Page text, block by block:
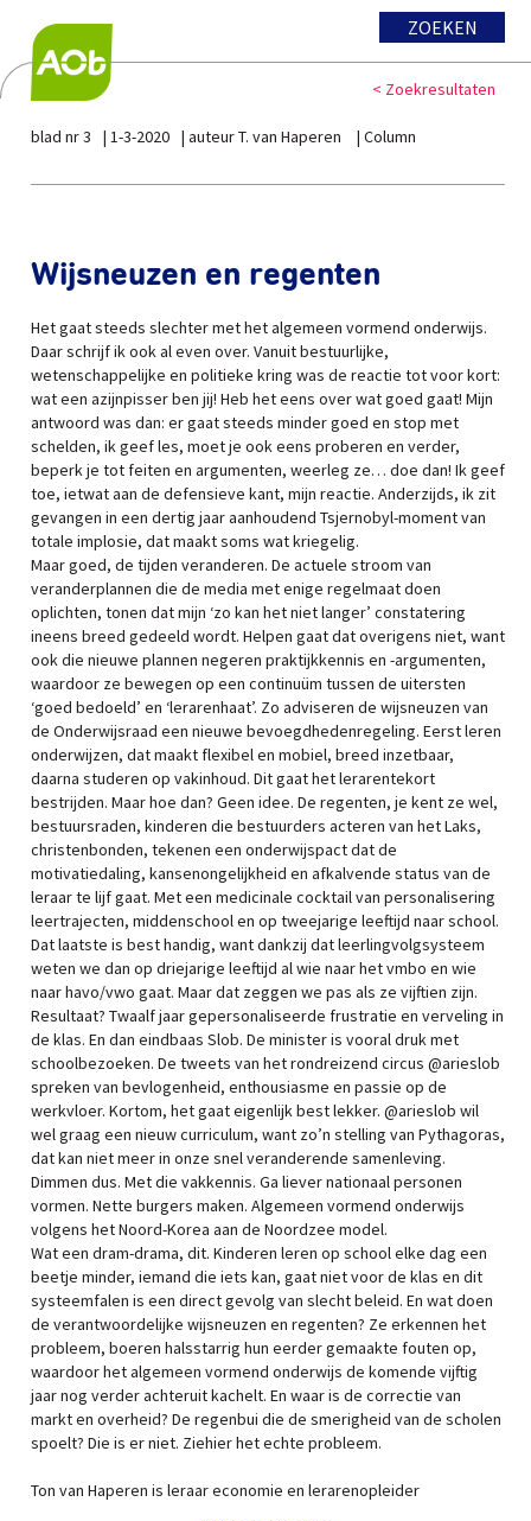
ZOEKEN
< Zoekresultaten
blad nr 3 1-3-2020 auteur T. van Haperen Column
Wijsneuzen en regenten
Het gaat steeds slechter met het algemeen vormend onderwijs.
Daar schrijf ik ook al even over. Vanuit bestuurlijke,
wetenschappelijke en politieke kring was de reactie tot voor kort:
wat een azijnpisser ben jij! Heb het eens over wat goed gaat! Mijn
antwoord was dan: er gaat steeds minder goed en stop met
schelden, ik geef les, moet je ook eens proberen en verder,
beperk je tot feiten en argumenten, weerleg ze… doe dan! Ik geef
toe, ietwat aan de defensieve kant, mijn reactie. Anderzijds, ik zit
gevangen in een dertig jaar aanhoudend Tsjernobyl-moment van
totale implosie, dat maakt soms wat kriegelig.
Maar goed, de tijden veranderen. De actuele stroom van
veranderplannen die de media met enige regelmaat doen
oplichten, tonen dat mijn ‘zo kan het niet langer’ constatering
ineens breed gedeeld wordt. Helpen gaat dat overigens niet, want
ook die nieuwe plannen negeren praktijkkennis en -argumenten,
waardoor ze bewegen op een continuüm tussen de uitersten
‘goed bedoeld’ en ‘lerarenhaat’. Zo adviseren de wijsneuzen van
de Onderwijsraad een nieuwe bevoegdhedenregeling. Eerst leren
onderwijzen, dat maakt flexibel en mobiel, breed inzetbaar,
daarna studeren op vakinhoud. Dit gaat het lerarentekort
bestrijden. Maar hoe dan? Geen idee. De regenten, je kent ze wel,
bestuursraden, kinderen die bestuurders acteren van het Laks,
christenbonden, tekenen een onderwijspact dat de
motivatiedaling, kansenongelijkheid en afkalvende status van de
leraar te lijf gaat. Met een medicinale cocktail van personalisering
leertrajecten, middenschool en op tweejarige leeftijd naar school.
Dat laatste is best handig, want dankzij dat leerlingvolgsysteem
weten we dan op driejarige leeftijd al wie naar het vmbo en wie
naar havo/vwo gaat. Maar dat zeggen we pas als ze vijftien zijn.
Resultaat? Twaalf jaar gepersonaliseerde frustratie en verveling in
de klas. En dan eindbaas Slob. De minister is vooral druk met
schoolbezoeken. De tweets van het rondreizend circus @arieslob
spreken van bevlogenheid, enthousiasme en passie op de
werkvloer. Kortom, het gaat eigenlijk best lekker. @arieslob wil
wel graag een nieuw curriculum, want zo’n stelling van Pythagoras,
dat kan niet meer in onze snel veranderende samenleving.
Dimmen dus. Met die vakkennis. Ga liever nationaal personen
vormen. Nette burgers maken. Algemeen vormend onderwijs
volgens het Noord-Korea aan de Noordzee model.
Wat een dram-drama, dit. Kinderen leren op school elke dag een
beetje minder, iemand die iets kan, gaat niet voor de klas en dit
systeemfalen is een direct gevolg van slecht beleid. En wat doen
de verantwoordelijke wijsneuzen en regenten? Ze erkennen het
probleem, boeren halsstarrig hun eerder gemaakte fouten op,
waardoor het algemeen vormend onderwijs de komende vijftig
jaar nog verder achteruit kachelt. En waar is de correctie van
markt en overheid? De regenbui die de smerigheid van de scholen
spoelt? Die is er niet. Ziehier het echte probleem.
Ton van Haperen is leraar economie en lerarenopleider